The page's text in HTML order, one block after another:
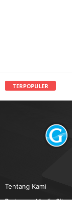
TERPOPULER
Tentang Kami
Pedoman Media Siber